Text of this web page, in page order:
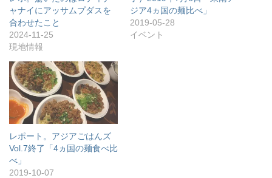
ャナイにアッサムプダスを
合わせたこと
2024-11-25
現地情報
ジア4ヵ国の麺比べ」
2019-05-28
イベント
レポート。アジアごはんズ
Vol.7終了「4ヵ国の麺食べ比
べ」
2019-10-07